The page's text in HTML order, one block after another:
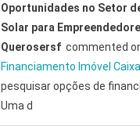
Oportunidades no Setor
Solar para
Querosersf commented
Financiamento Imóvel Caixa
pesquisar opções de
Uma d